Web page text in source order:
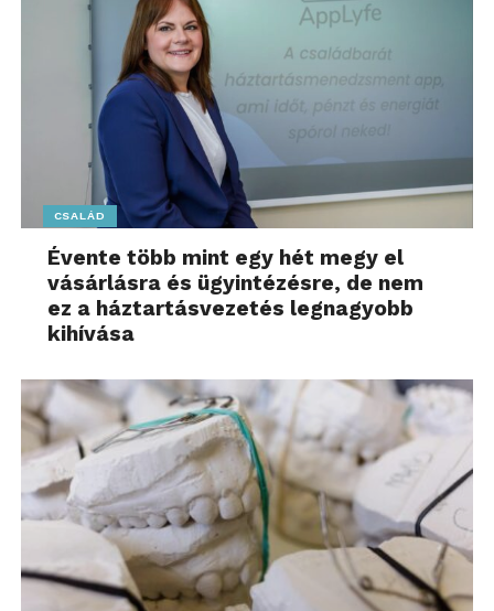
CSALÁD
Évente több mint egy hét megy el
vásárlásra és ügyintézésre, de nem
ez a háztartásvezetés legnagyobb
kihívása